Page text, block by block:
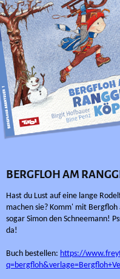
BERGFLOH AM
Hast du Lust auf eine lange
machen sie? Komm' mit
sogar Simon den Schneemann!
da!
Buch bestellen: https://